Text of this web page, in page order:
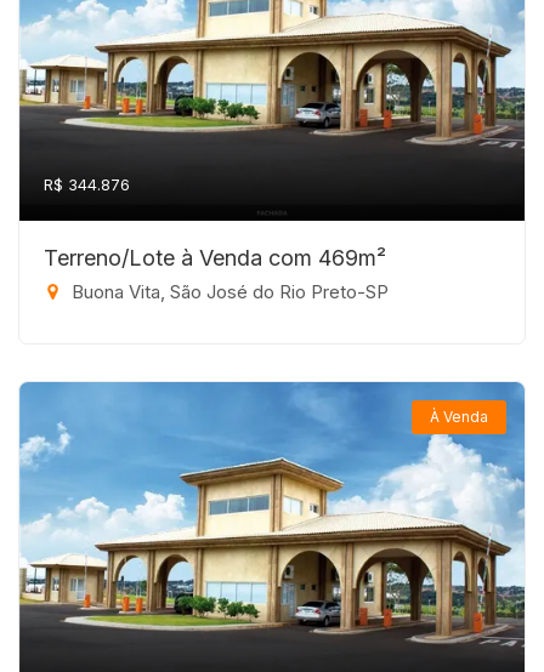
R$ 344.876
Terreno/Lote à Venda com 469m²
Buona Vita, São José do Rio Preto-SP
À Venda